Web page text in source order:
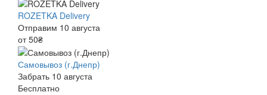
ROZETKA Delivery
Отправим 10 августа
от 50₴
Самовывоз (г.Днепр)
Забрать 10 августа
Бесплатно